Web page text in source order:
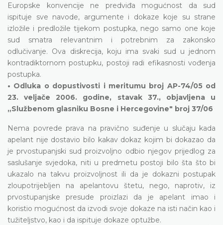
Europske konvencije ne predviđa mogućnost da sud
ispituje sve navode, argumente i dokaze koje su strane
izložile i predložile tijekom postupka, nego samo one koje
sud smatra relevantnim i potrebnim za zakonsko
odlučivanje. Ova diskrecija, koju ima svaki sud u jednom
kontradiktornom postupku, postoji radi efikasnosti vođenja
postupka.
• Odluka o dopustivosti i meritumu broj AP-74/05 od
23. veljače 2006. godine, stavak 37., objavljena u
„Službenom glasniku Bosne i Hercegovine" broj 37/06
Nema povrede prava na pravično suđenje u slučaju kada
apelant nije dostavio bilo kakav dokaz kojim bi dokazao da
je prvostupanjski sud proizvoljno odbio njegov prijedlog za
saslušanje svjedoka, niti u predmetu postoji bilo šta što bi
ukazalo na takvu proizvoljnost ili da je dokazni postupak
zloupotrijebljen na apelantovu štetu, nego, naprotiv, iz
prvostupanjske presude proizlazi da je apelant imao i
koristio mogućnost da izvodi svoje dokaze na isti način kao i
tužiteljstvo, kao i da ispituje dokaze optužbe.